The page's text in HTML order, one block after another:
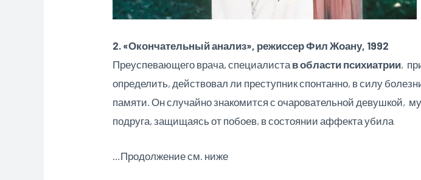
2. «Окончательный анализ», режиссер Фил Жоану, 1992
Преуспевающего врача, специалиста в области психиатрии,
определить, действовал ли преступник спонтанно, в силу
памяти. Он случайно знакомится с очаровательной девушкой,
подруга, защищаясь от побоев, в состоянии аффекта убила
…Продолжение см. ниже